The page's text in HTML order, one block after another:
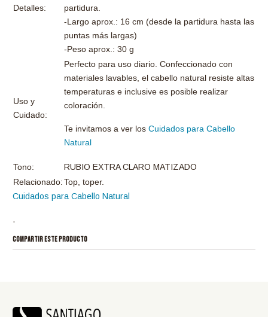
Detalles:
partidura.
-Largo aprox.: 16 cm (desde la partidura hasta las
puntas más largas)
-Peso aprox.: 30 g
Uso y
Cuidado:
Perfecto para uso diario. Confeccionado con
materiales lavables, el cabello natural resiste altas
temperaturas e inclusive es posible realizar
coloración.
Te invitamos a ver los Cuidados para Cabello
Natural
Tono:
RUBIO EXTRA CLARO MATIZADO
Relacionado:Top, toper.
Cuidados para Cabello Natural
.
COMPARTIR ESTE PRODUCTO